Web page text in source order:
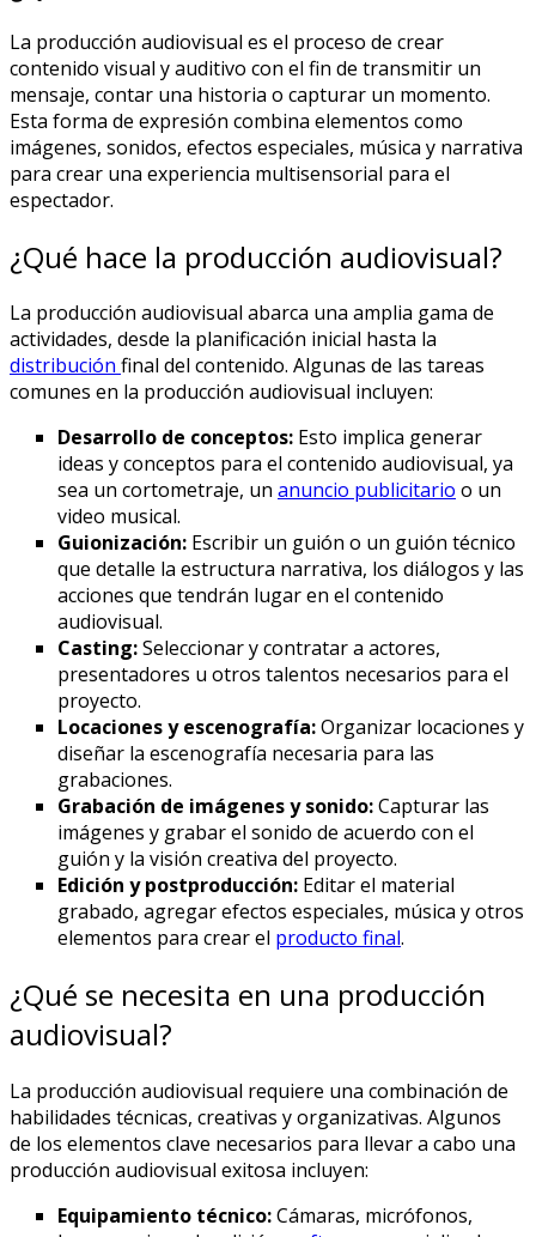
La producción audiovisual es el proceso de crear
contenido visual y auditivo con el fin de transmitir un
mensaje, contar una historia o capturar un momento.
Esta forma de expresión combina elementos como
imágenes, sonidos, efectos especiales, música y narrativa
para crear una experiencia multisensorial para el
espectador.
¿Qué hace la producción audiovisual?
La producción audiovisual abarca una amplia gama de
actividades, desde la planificación inicial hasta la
distribución final del contenido. Algunas de las tareas
comunes en la producción audiovisual incluyen:
Desarrollo de conceptos: Esto implica generar
ideas y conceptos para el contenido audiovisual, ya
sea un cortometraje, un anuncio publicitario o un
video musical.
Guionización: Escribir un guión o un guión técnico
que detalle la estructura narrativa, los diálogos y las
acciones que tendrán lugar en el contenido
audiovisual.
Casting:Seleccionar y contratar a actores,
presentadores u otros talentos necesarios para el
proyecto.
Locaciones y escenografía:Organizar locaciones y
diseñar la escenografía necesaria para las
grabaciones.
Grabación de imágenes y sonido:Capturar las
imágenes y grabar el sonido de acuerdo con el
guión y la visión creativa del proyecto.
Edición y postproducción: Editar el material
grabado, agregar efectos especiales, música y otros
elementos para crear el producto final.
¿Qué se necesita en una producción
audiovisual?
La producción audiovisual requiere una combinación de
habilidades técnicas, creativas y organizativas. Algunos
de los elementos clave necesarios para llevar a cabo una
producción audiovisual exitosa incluyen:
Equipamiento técnico:Cámaras, micrófonos,